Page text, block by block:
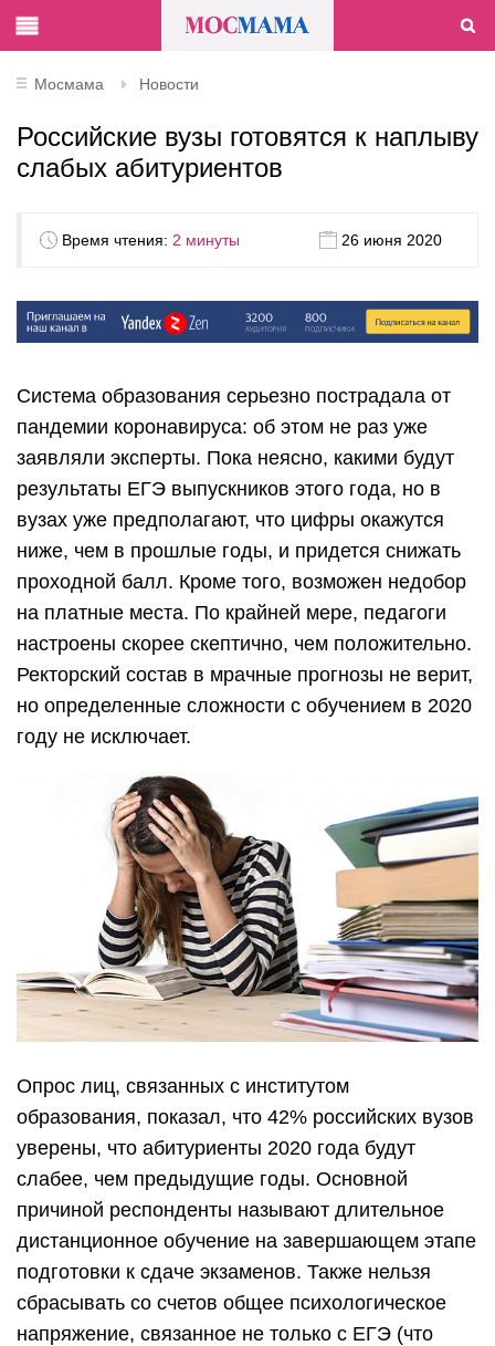
Мосмама Новости
Российские вузы готовятся к наплыву
слабых абитуриентов
Время чтения: 2 минуты 26 июня 2020
Система образования серьезно пострадала от
пандемии коронавируса: об этом не раз уже
заявляли эксперты. Пока неясно, какими будут
результаты ЕГЭ выпускников этого года, но в
вузах уже предполагают, что цифры окажутся
ниже, чем в прошлые годы, и придется снижать
проходной балл. Кроме того, возможен недобор
на платные места. По крайней мере, педагоги
настроены скорее скептично, чем положительно.
Ректорский состав в мрачные прогнозы не верит,
но определенные сложности с обучением в 2020
году не исключает.
Опрос лиц, связанных с институтом
образования, показал, что 42% российских вузов
уверены, что абитуриенты 2020 года будут
слабее, чем предыдущие годы. Основной
причиной респонденты называют длительное
дистанционное обучение на завершающем этапе
подготовки к сдаче экзаменов. Также нельзя
сбрасывать со счетов общее психологическое
напряжение, связанное не только с ЕГЭ (что